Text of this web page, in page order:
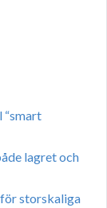
“smart
lagret och
storskaliga